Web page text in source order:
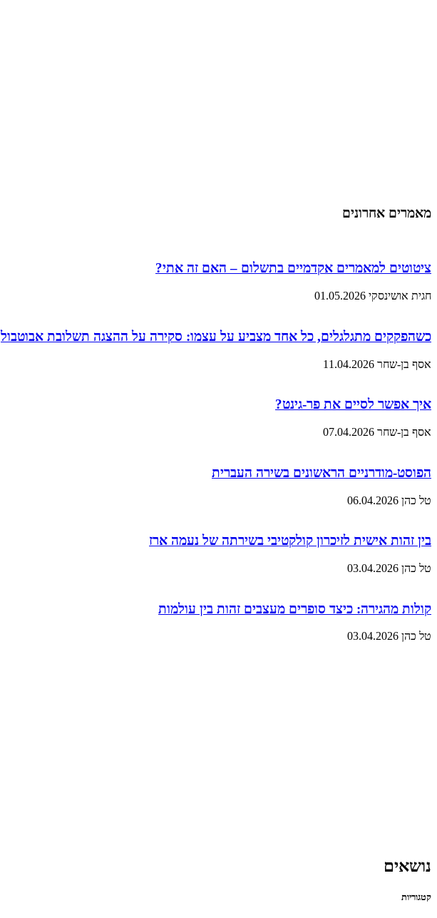
מאמרים אחרונים
ציטוטים למאמרים אקדמיים בתשלום – האם זה אתי?
חגית אושינסקי 01.05.2026
כשהפקקים מתגלגלים, כל אחד מצביע על עצמו: סקירה על ההצגה תשלובת אבוטבול
אסף בן-שחר 11.04.2026
איך אפשר לסיים את פר-גינט?
אסף בן-שחר 07.04.2026
הפוסט-מודרניים הראשונים בשירה העברית
טל כהן 06.04.2026
בין זהות אישית לזיכרון קולקטיבי בשירתה של נעמה ארז
טל כהן 03.04.2026
קולות מהגירה: כיצד סופרים מעצבים זהות בין עולמות
טל כהן 03.04.2026
נושאים
קטגוריות